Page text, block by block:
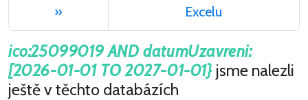
»
Excelu
ico:25099019 AND datumUzavreni:
[2026-01-01 TO 2027-01-01}jsme nalezli
ještě v těchto databázích